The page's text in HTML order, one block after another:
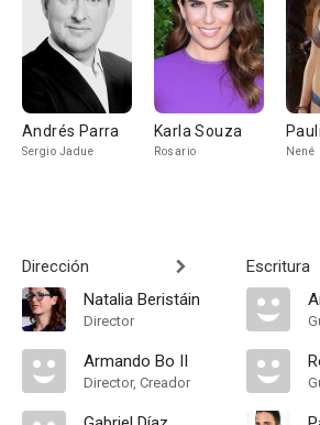
Andrés Parra
Sergio Jadue
Karla Souza
Rosario Nené
Dirección
Natalia Beristáin
Director
Armando Bo II
Director, Creador
Escritura